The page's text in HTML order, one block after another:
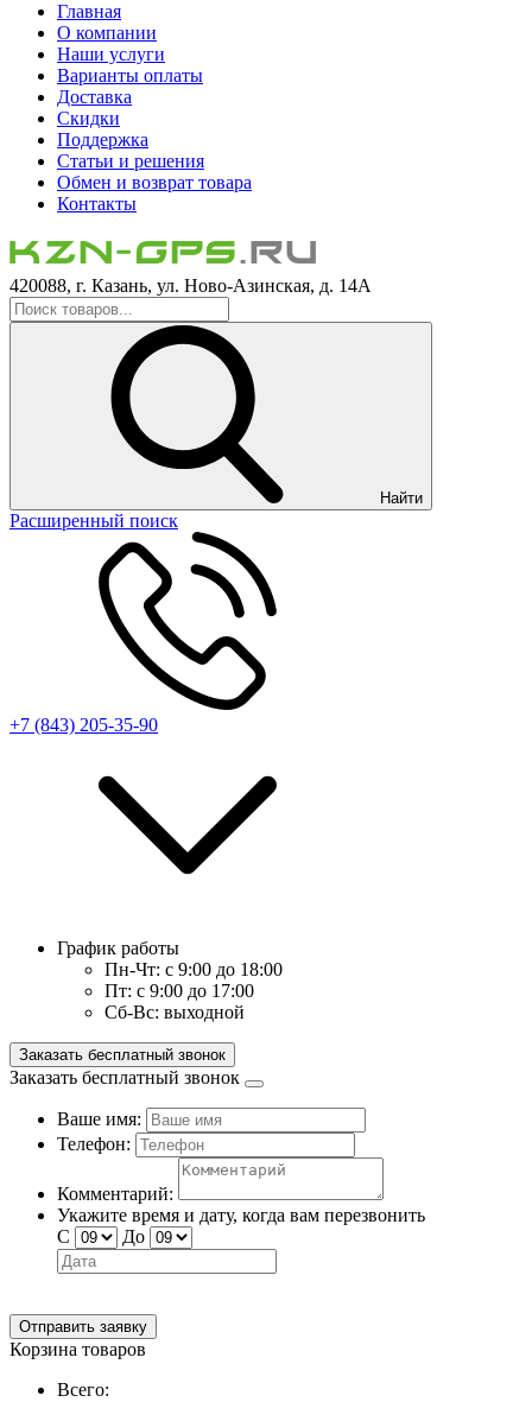
Главная
О компании
Наши услуги
Варианты оплаты
Доставка
Скидки
Поддержка
Статьи и решения
Обмен и возврат товара
Контакты
420088, г. Казань, ул. Ново-Азинская, д. 14А
Найти
Расширенный поиск
+7 (843) 205-35-90
График работы
Пн-Чт: с 9:00 до 18:00
Пт: с 9:00 до 17:00
Сб-Вс: выходной
Заказать бесплатный звонок
Заказать бесплатный звонок
Ваше имя:
Телефон:
Комментарий:
Укажите время и дату, когда вам перезвонить
С
До
Отправить заявку
Корзина товаров
Всего: